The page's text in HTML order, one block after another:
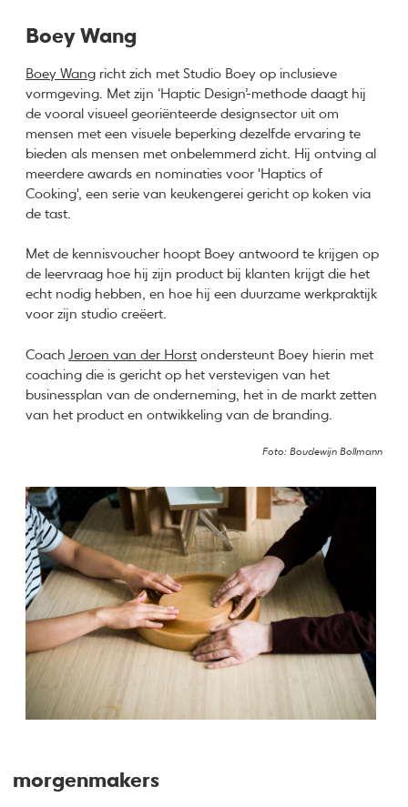
Boey Wang
Boey Wang richt zich met Studio Boey op inclusieve
vormgeving. Met zijn ‘Haptic Design’-methode daagt hij
de vooral visueel georiënteerde designsector uit om
mensen met een visuele beperking dezelfde ervaring te
bieden als mensen met onbelemmerd zicht. Hij ontving al
meerdere awards en nominaties voor 'Haptics of
Cooking', een serie van keukengerei gericht op koken via
de tast.
Met de kennisvoucher hoopt Boey antwoord te krijgen op
de leervraag hoe hij zijn product bij klanten krijgt die het
echt nodig hebben, en hoe hij een duurzame werkpraktijk
voor zijn studio creëert.
CoachJeroen van der Horst ondersteunt Boey hierin met
coaching die is gericht op het verstevigen van het
businessplan van de onderneming, het in de markt zetten
van het product en ontwikkeling van de branding.
Foto: Boudewijn Bollmann
morgenmakers